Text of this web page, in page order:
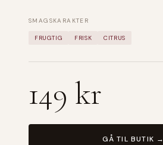
SMAGSKARAKTER
FRUGTIG FRISK CITRUS
149 kr
GÅ TIL BUTIK →